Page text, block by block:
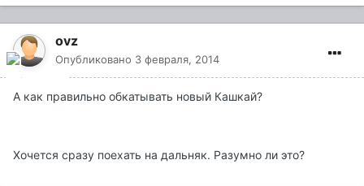
ovz
Опубликовано 3 февраля, 2014
А как правильно обкатывать новый Кашкай?
Хочется сразу поехать на дальняк. Разумно ли это?